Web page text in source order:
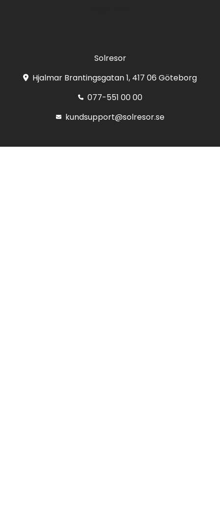
Solresor
Hjalmar Brantingsgatan 1, 417 06 Göteborg
077-551 00 00
kundsupport@solresor.se